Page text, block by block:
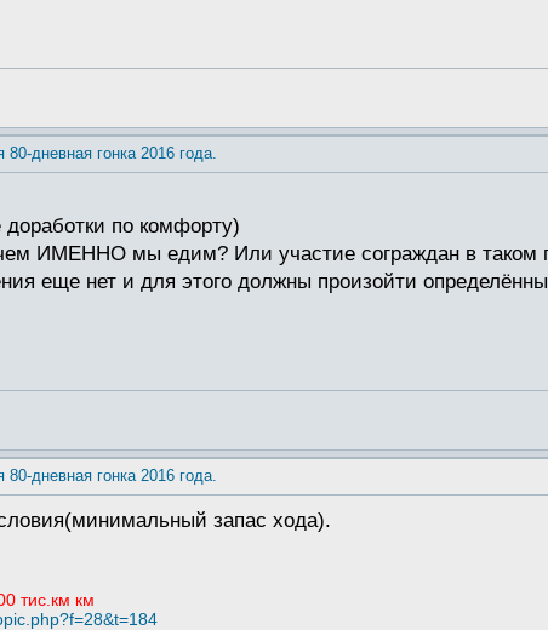
80-дневная гонка 2016 года.
по комфорту)
ИМЕННО мы едим? Или участие сограждан в таком
еще нет и для этого должны произойти
80-дневная гонка 2016 года.
запас хода).
тис.км км